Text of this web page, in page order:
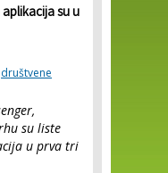
su u
društvene
su liste
u prva tri